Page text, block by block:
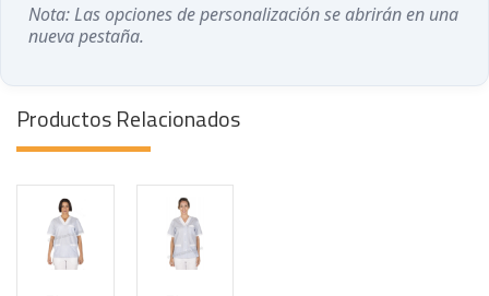
Nota: Las opciones de personalización se abrirán en una
nueva pestaña.
Productos Relacionados